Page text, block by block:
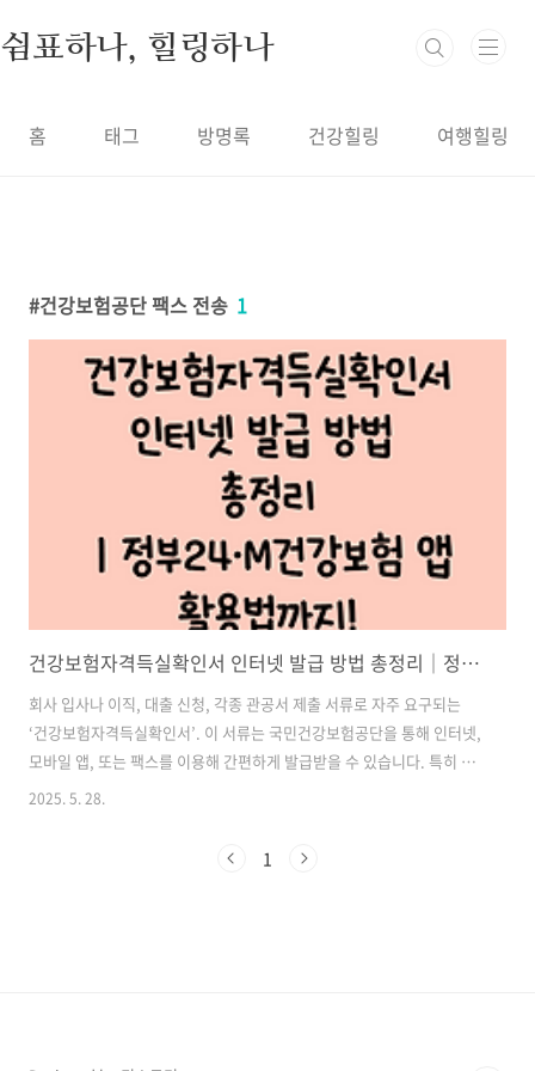
쉼표하나, 힐링하나
홈 태그 방명록 건강힐링 여행힐링
건강보험공단 팩스 전송 1
건강보험자격득실확인서 인터넷 발급 방법 총정리｜정부24·M건강보험 앱 활용법까지!
회사 입사나 이직, 대출 신청, 각종 관공서 제출 서류로 자주 요구되는
‘건강보험자격득실확인서’. 이 서류는 국민건강보험공단을 통해 인터넷,
모바일 앱, 또는 팩스를 이용해 간편하게 발급받을 수 있습니다. 특히 프
린터가 없어도 팩스 전송 기능을 활용하면 무인 상황에서도 쉽게 처리할
한 인터넷 발급 방법, 팩스 전송 요령, 그리고 M건강보험 앱을 통한 모바
2025. 5. 28.
1